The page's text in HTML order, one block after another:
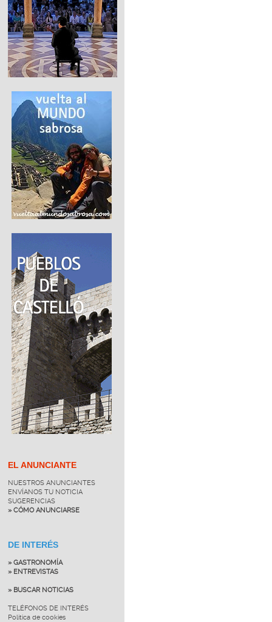
EL ANUNCIANTE
NUESTROS ANUNCIANTES
ENVÍANOS TU NOTICIA
SUGERENCIAS
» CÓMO ANUNCIARSE
DE INTERÉS
» GASTRONOMÍA
» ENTREVISTAS
» BUSCAR NOTICIAS
TELÉFONOS DE INTERÉS
Política de cookies